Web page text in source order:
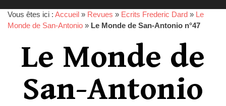
Vous êtes ici : Accueil » Revues » Ecrits Frederic Dard » Le
Monde de San-Antonio » Le Monde de San-Antonio n°47
Le Monde de
San-Antonio